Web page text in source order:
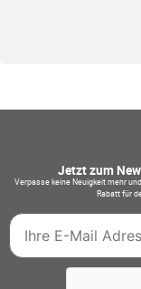
Jetzt zum
Verpasse keine Neuigkeit mehr
Rabatt für